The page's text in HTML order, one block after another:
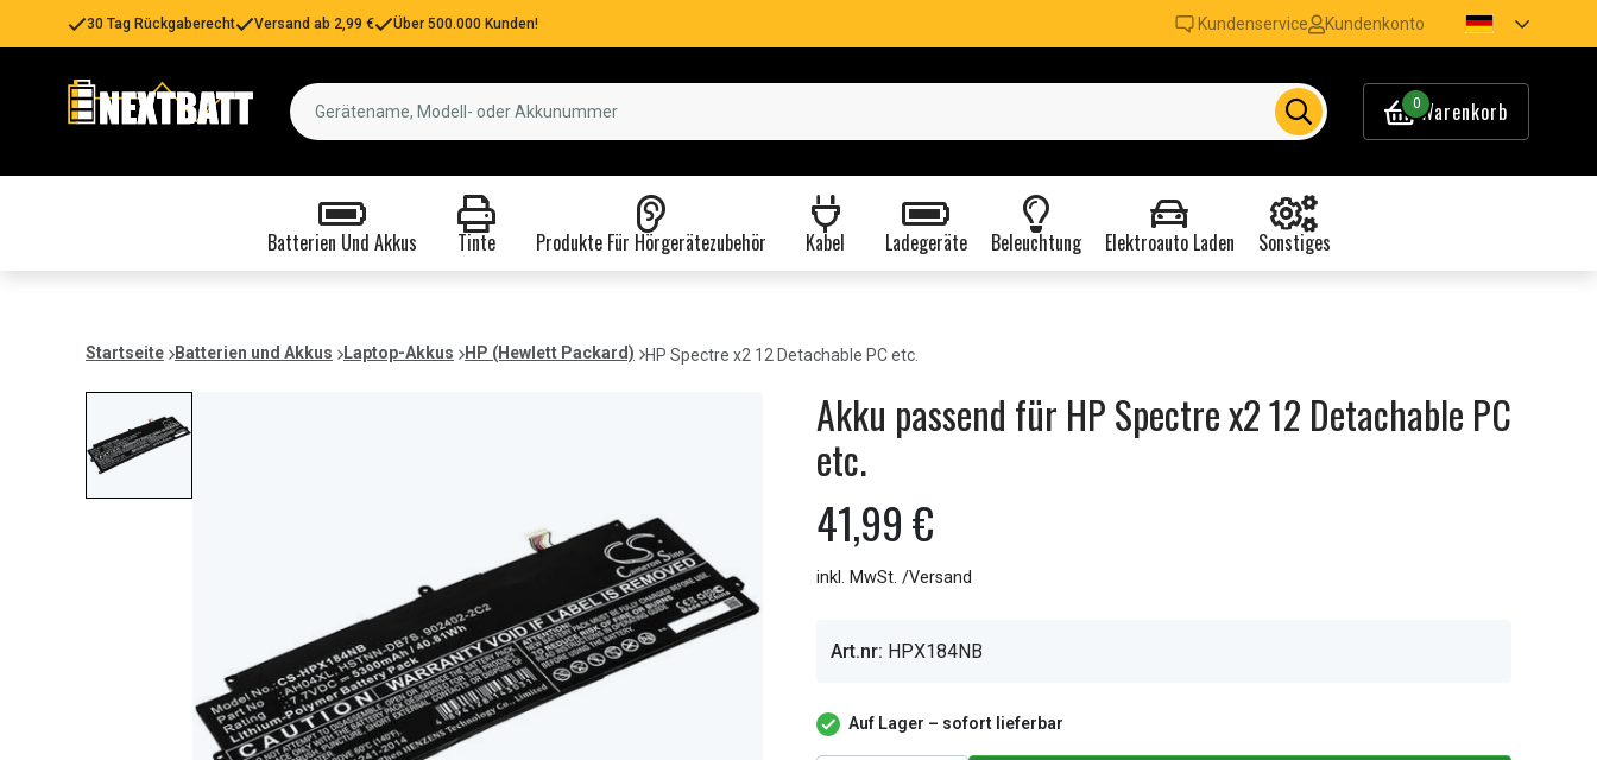
30 Tag Rückgaberecht Versand ab 2,99 € Über 500.000 Kunden! Kundenservice Kundenkonto
0Warenkorb
Batterien Und Akkus Tinte Produkte Für Hörgerätezubehör Kabel Ladegeräte Beleuchtung Elektroauto Laden Sonstiges
Startseite Batterien und Akkus Laptop-Akkus HP (Hewlett Packard) HP Spectre x2 12 Detachable PC etc.
Akku passend für HP Spectre x2 12 Detachable PC
etc.
41,99 €
inkl. MwSt. /Versand
Art.nr: HPX184NB
Auf Lager – sofort lieferbar